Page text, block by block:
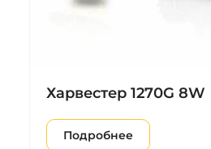
Харвестер 1270G 8W
Подробнее